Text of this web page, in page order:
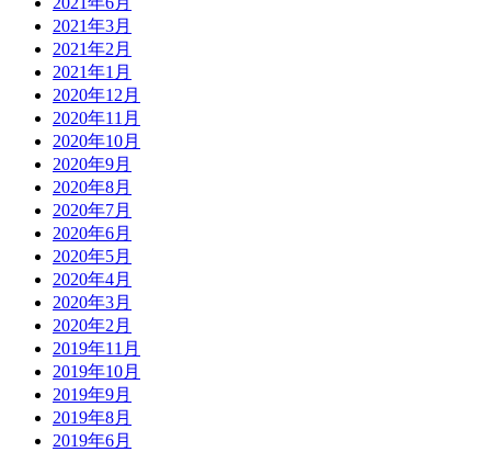
2021年3月
2021年2月
2021年1月
2020年12月
2020年11月
2020年10月
2020年9月
2020年8月
2020年7月
2020年6月
2020年5月
2020年4月
2020年3月
2020年2月
2019年11月
2019年10月
2019年9月
2019年8月
2019年6月